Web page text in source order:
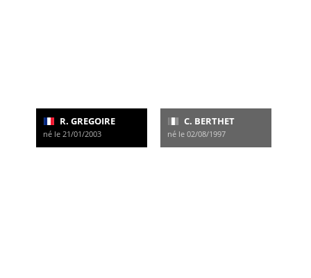
R. GREGOIRE
né le 21/01/2003
C. BERTHET
né le 02/08/1997